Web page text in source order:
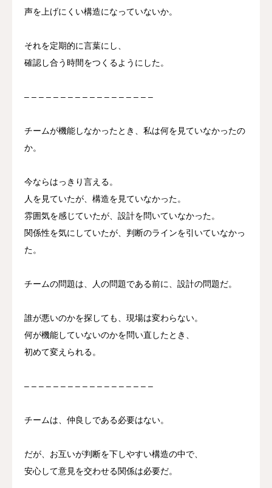
声を上げにくい構造になっていないか。
それを定期的に言葉にし、
確認し合う時間をつくるようにした。
– – – – – – – – – – – – – – – – – –
チームが機能しなかったとき、私は何を見ていなかったの
か。
今ならはっきり言える。
人を見ていたが、構造を見ていなかった。
雰囲気を感じていたが、設計を問いていなかった。
関係性を気にしていたが、判断のラインを引いていなかっ
た。
チームの問題は、人の問題である前に、設計の問題だ。
誰が悪いのかを探しても、現場は変わらない。
何が機能していないのかを問い直したとき、
初めて変えられる。
– – – – – – – – – – – – – – – – – –
チームは、仲良しである必要はない。
だが、お互いが判断を下しやすい構造の中で、
安心して意見を交わせる関係は必要だ。